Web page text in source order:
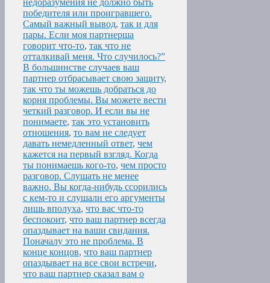
недоразумения не должно быть
победителя или проигравшего.
Самый важный вывод, так и для
пары. Если моя партнерша
говорит что-то, так что не
отталкивай меня. Что случилось?”
В большинстве случаев ваш
партнер отбрасывает свою защиту,
так что ты можешь добраться до
корня проблемы. Вы можете вести
четкий разговор. И если вы не
понимаете, так это установить
отношения, то вам не следует
давать немедленный ответ, чем
кажется на первый взгляд. Когда
ты понимаешь кого-то, чем просто
разговор. Слушать не менее
важно. Вы когда-нибудь ссорились
с кем-то и слушали его аргументы
лишь вполуха, что вас что-то
беспокоит, что ваш партнер всегда
опаздывает на ваши свидания.
Поначалу это не проблема. В
конце концов, что ваш партнер
опаздывает на все свои встречи,
что ваш партнер сказал вам о